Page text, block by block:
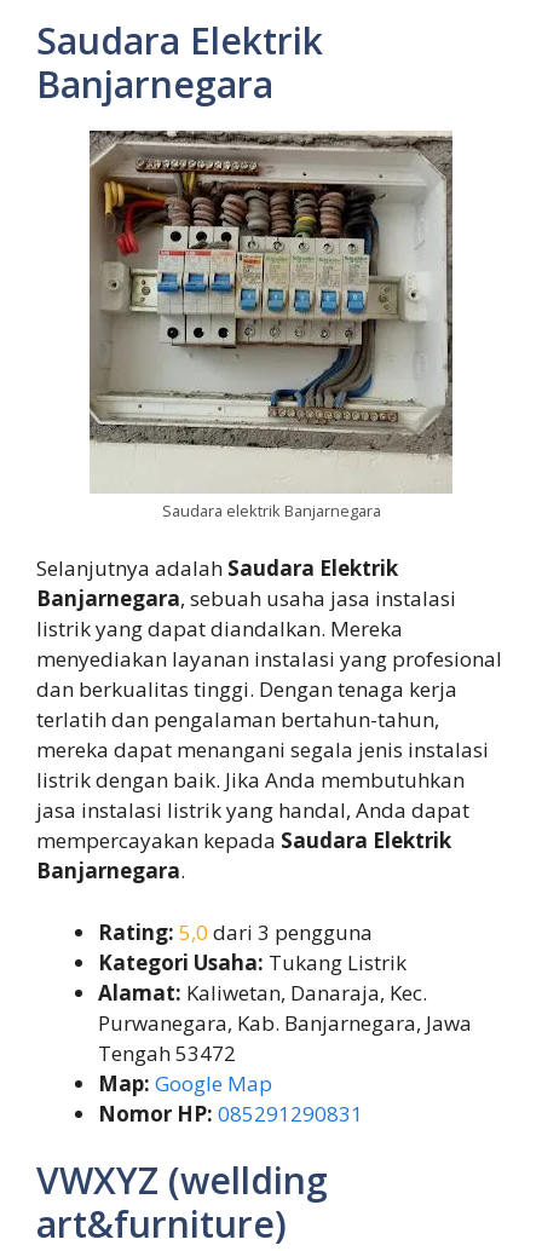
Saudara Elektrik
Banjarnegara
Saudara elektrik Banjarnegara
Selanjutnya adalah Saudara Elektrik
Banjarnegara, sebuah usaha jasa instalasi
listrik yang dapat diandalkan. Mereka
menyediakan layanan instalasi yang profesional
dan berkualitas tinggi. Dengan tenaga kerja
terlatih dan pengalaman bertahun-tahun,
mereka dapat menangani segala jenis instalasi
listrik dengan baik. Jika Anda membutuhkan
jasa instalasi listrik yang handal, Anda dapat
mempercayakan kepada Saudara Elektrik
Banjarnegara.
Rating: 5,0 dari 3 pengguna
Kategori Usaha: Tukang Listrik
Alamat: Kaliwetan, Danaraja, Kec.
Purwanegara, Kab. Banjarnegara, Jawa
Tengah 53472
Map: Google Map
Nomor HP: 085291290831
VWXYZ (wellding
art&furniture)